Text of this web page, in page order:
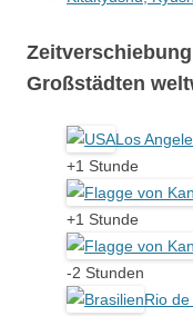
Großstädten
Los
+1 Stunde
+1 Stunde
-2 Stunden
Rio